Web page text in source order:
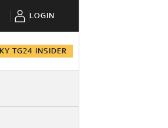
LOGIN
TG24 INSIDER